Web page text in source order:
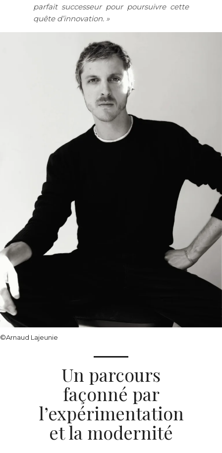
parfait successeur pour poursuivre cette
quête d’innovation. »
©Arnaud Lajeunie
Un parcours
façonné par
l’expérimentation
et la modernité